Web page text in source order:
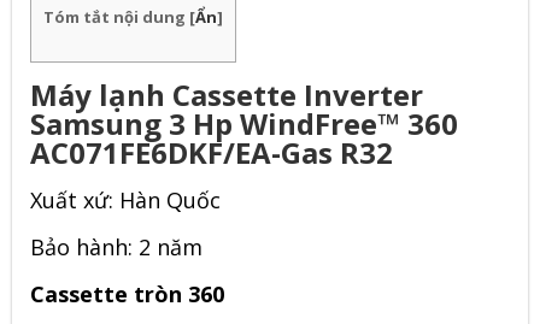
Tóm tắt nội dung [Ẩn]
Máy lạnh Cassette Inverter
Samsung 3 Hp WindFree™ 360
AC071FE6DKF/EA-Gas R32
Xuất xứ: Hàn Quốc
Bảo hành: 2 năm
Cassette tròn 360